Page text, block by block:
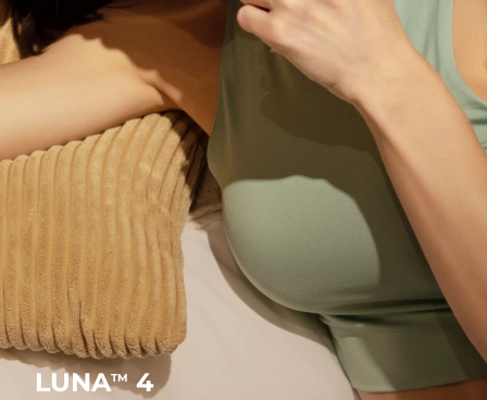
LUNATM4
我的地址
我的訂閱
issa™ Teeth Whitening Set
FAQ™ Dual LED Panel
熱門產品
特別優惠
Türkçe
简体中文 繁體中文
發貨國家
美國 預計送達日期 8/11/26
英國 預計送達日期 8/10/26
西班牙 8/10/26
澳洲 預計送達日期 8/13/26
法國 預計送達日期